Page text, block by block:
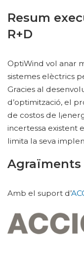
Resum
R+D
OptiWind vol anar
sistemes elèctrics
Gracies al
d’optimització, el
de costos de
incertessa existent
limita la seva
Agraïments
Amb el suport d’